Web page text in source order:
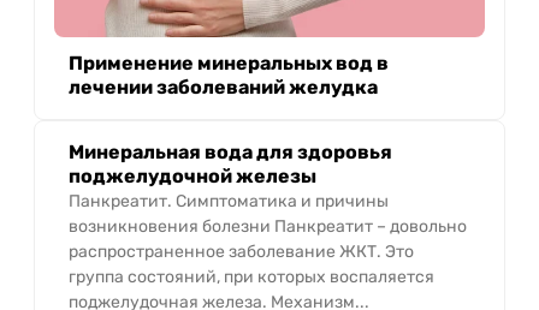
Применение минеральных вод в
лечении заболеваний желудка
Минеральная вода для здоровья
поджелудочной железы
Панкреатит. Симптоматика и причины
возникновения болезни Панкреатит – довольно
распространенное заболевание ЖКТ. Это
группа состояний, при которых воспаляется
поджелудочная железа. Механизм...